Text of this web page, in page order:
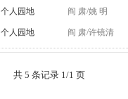
个人园地 阎 肃/姚 明
个人园地 阎 肃/许镜清
共 5 条记录 1/1 页